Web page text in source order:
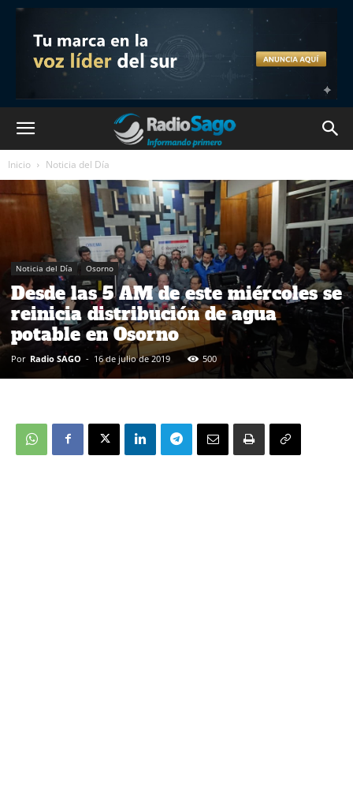
Inicio Noticia del Día
Noticia del Día Osorno
Desde las 5 AM de este miércoles se
reinicia distribución de agua
potable en Osorno
Por Radio SAGO - 16 de julio de 2019 500